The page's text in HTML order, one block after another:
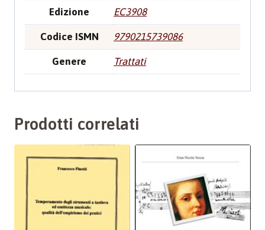
Edizione EC3908
Codice ISMN 9790215739086
Genere Trattati
Prodotti correlati